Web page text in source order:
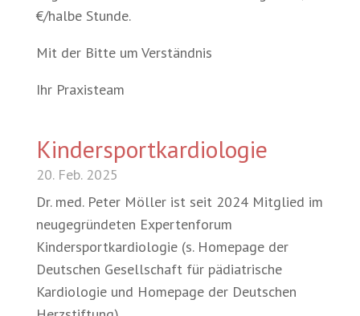
€/halbe Stunde.
Mit der Bitte um Verständnis
Ihr Praxisteam
Kindersportkardiologie
20. Feb. 2025
Dr. med. Peter Möller ist seit 2024 Mitglied im
neugegründeten Expertenforum
Kindersportkardiologie (s. Homepage der
Deutschen Gesellschaft für pädiatrische
Kardiologie und Homepage der Deutschen